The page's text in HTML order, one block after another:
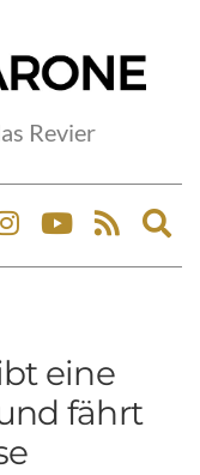
Revier
eine
fährt